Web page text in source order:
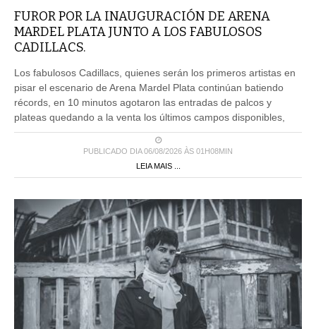
FUROR POR LA INAUGURACIÓN DE ARENA
MARDEL PLATA JUNTO A LOS FABULOSOS
CADILLACS.
Los fabulosos Cadillacs, quienes serán los primeros artistas en
pisar el escenario de Arena Mardel Plata continúan batiendo
récords, en 10 minutos agotaron las entradas de palcos y
plateas quedando a la venta los últimos campos disponibles,
PUBLICADO DIA 06/08/2026 ÀS 01H08MIN
LEIA MAIS ...